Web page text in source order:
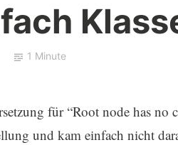
1 Minute
für “Root node has no
und kam einfach nicht